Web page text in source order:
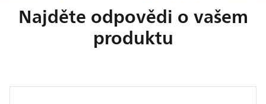
Najděte odpovědi o vašem
produktu